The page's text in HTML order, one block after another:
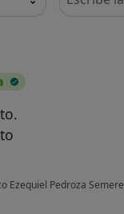
Ezequiel Pedroza